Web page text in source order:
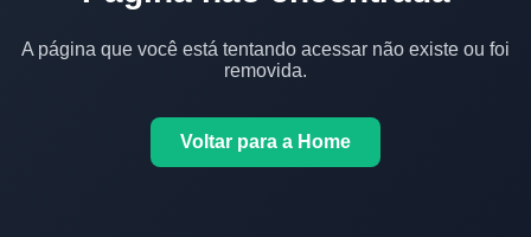
A página que você está tentando acessar não existe ou foi
removida.
Voltar para a Home